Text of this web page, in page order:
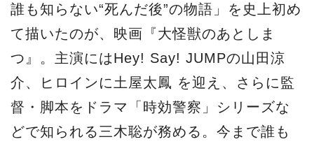
誰も知らない“死んだ後”の物語」を史上初め
て描いたのが、映画『大怪獣のあとしま
つ』。主演にはHey! Say! JUMPの山田涼
介、ヒロインに土屋太鳳 を迎え、さらに監
督・脚本をドラマ「時効警察」シリーズな
どで知られる三木聡が務める。今まで誰も